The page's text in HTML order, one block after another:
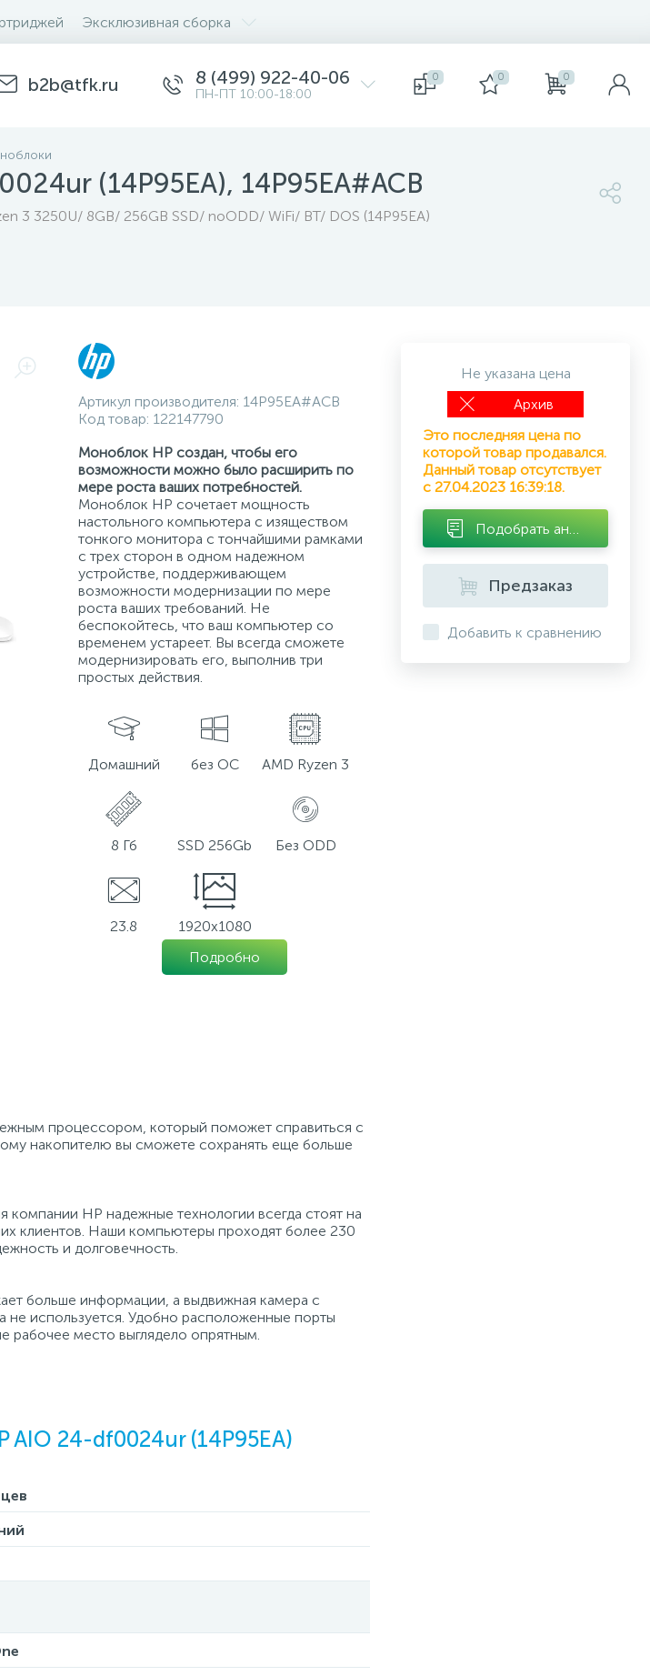
Эксклюзивная сборка
b2b@tfk.ru 8 (499) 922-40-06
ПН-ПТ 10:00-18:00
0 0 0
(14P95EA), 14P95EA#ACB
3 3250U/ 8GB/ 256GB SSD/ noODD/ WiFi/ BT/ DOS (14P95EA)
Артикул производителя: 14P95EA#ACB
Код товар: 122147790
Моноблок HP создан, чтобы его
возможности можно было расширить по
мере роста ваших потребностей.
Моноблок HP сочетает мощность
настольного компьютера с изяществом
тонкого монитора с тончайшими рамками
с трех сторон в одном надежном
устройстве, поддерживающем
возможности модернизации по мере
роста ваших требований. Не
беспокойтесь, что ваш компьютер со
временем устареет. Вы всегда сможете
модернизировать его, выполнив три
простых действия.
Домашний без ОС AMD Ryzen 3
8 Гб SSD 256Gb Без ODD
23.8
1920х1080
Подробно
процессором, который поможет справиться с
накопителю вы сможете сохранять еще больше
HP надежные технологии всегда стоят на
клиентов. Наши компьютеры проходят более 230
и долговечность.
больше информации, а выдвижная камера с
не используется. Удобно расположенные порты
рабочее место выглядело опрятным.
24-df0024ur (14P95EA)
Не указана цена
Архив
Это последняя цена по
которой товар продавался.
Данный товар отсутствует
с 27.04.2023 16:39:18.
Предзаказ
Добавить к сравнению